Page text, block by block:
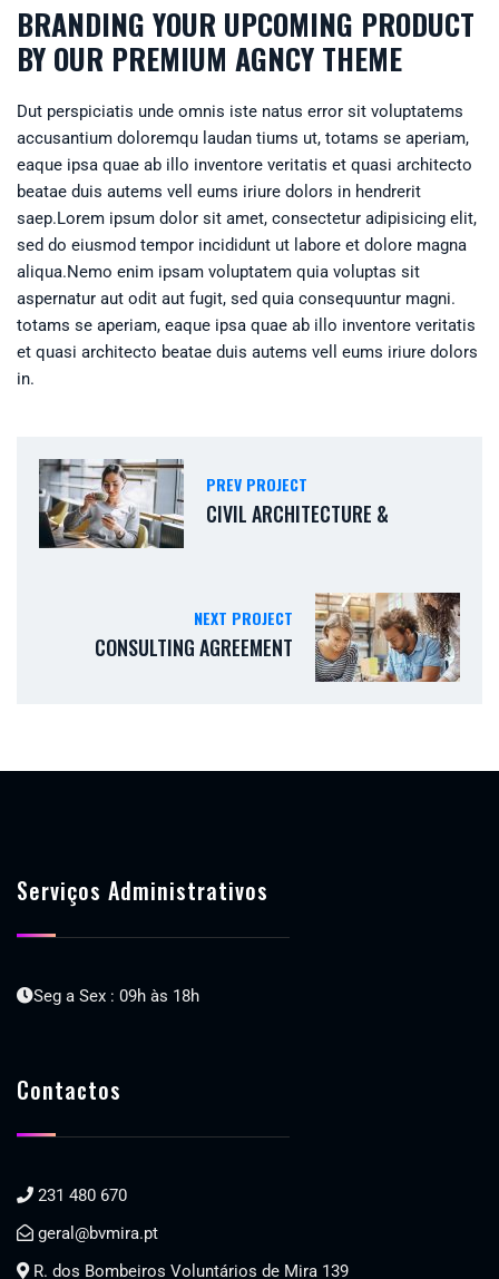
BRANDING YOUR UPCOMING PRODUCT
BY OUR PREMIUM AGNCY THEME
Dut perspiciatis unde omnis iste natus error sit voluptatems
accusantium doloremqu laudan tiums ut, totams se aperiam,
eaque ipsa quae ab illo inventore veritatis et quasi architecto
beatae duis autems vell eums iriure dolors in hendrerit
saep.Lorem ipsum dolor sit amet, consectetur adipisicing elit,
sed do eiusmod tempor incididunt ut labore et dolore magna
aliqua.Nemo enim ipsam voluptatem quia voluptas sit
aspernatur aut odit aut fugit, sed quia consequuntur magni.
totams se aperiam, eaque ipsa quae ab illo inventore veritatis
et quasi architecto beatae duis autems vell eums iriure dolors
in.
PREV PROJECT
CIVIL ARCHITECTURE &
NEXT PROJECT
CONSULTING AGREEMENT
Serviços Administrativos
Seg a Sex : 09h às 18h
Contactos
231 480 670
geral@bvmira.pt
R. dos Bombeiros Voluntários de Mira 139